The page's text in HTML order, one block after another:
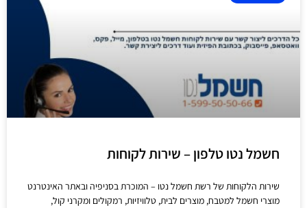
חשמל נטו טלפון – שירות לקוחות
שירות הלקוחות של רשת חשמל נטו – המוכרת בסניפיה ובאתר האינטרנט
מוצרי חשמל למטבח, מוצרים לבית, טלוויזיות, רמקולים ומקרני קול,